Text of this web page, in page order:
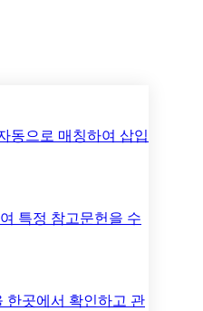
동으로 매칭하여 삽입
특정 참고문헌을 수
한곳에서 확인하고 관